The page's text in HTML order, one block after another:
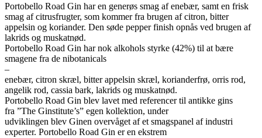
Portobello Road Gin har en generøs smag af enebær, samt en frisk
smag af citrusfrugter, som kommer fra brugen af citron, bitter
appelsin og koriander. Den søde pepper finish opnås ved brugen af
lakrids og muskatnød.
Portobello Road Gin har nok alkohols styrke (42%) til at bære
smagene fra de nibotanicals
–
enebær, citron skræl, bitter appelsin skræl, korianderfrø, orris rod,
angelik rod, cassia bark, lakrids og muskatnød.
Portobello Road Gin blev lavet med referencer til antikke gins
fra ”The Ginstitute’s” egen kollektion, under
udviklingen blev Ginen overvåget af et smagspanel af industri
experter. Portobello Road Gin er en ekstrem